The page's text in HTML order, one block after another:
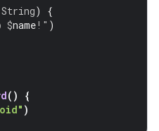
String)
{
$name!" )
()
{
)